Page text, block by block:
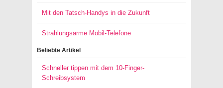
Mit den Tatsch-Handys in die Zukunft
Strahlungsarme Mobil-Telefone
Beliebte Artikel
Schneller tippen mit dem 10-Finger-
Schreibsystem